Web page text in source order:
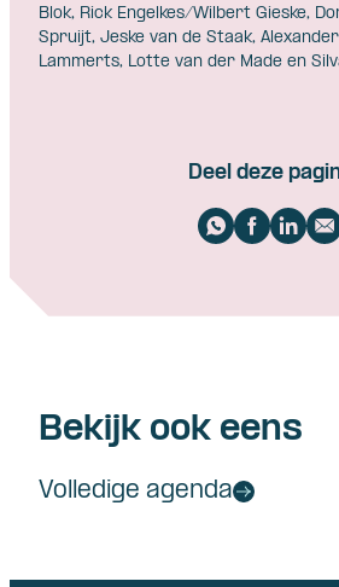
Blok, Rick Engelkes/Wilbert Gieske,
Spruijt, Jeske van de Staak,
Lammerts, Lotte van der Made en
Deel deze
Bekijk ook eens
Volledige agenda